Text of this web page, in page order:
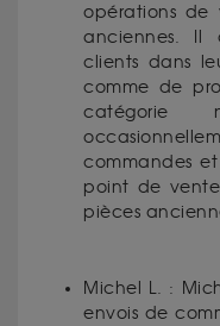
opérations
anciennes. Il
clients dans
comme de
catégorie
commandes
point de
pièces
Michel L. :
envois de